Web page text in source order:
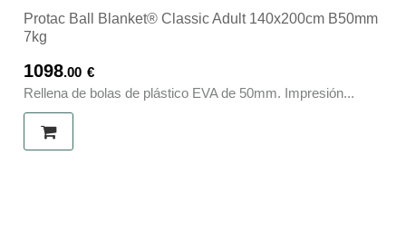
Protac Ball Blanket® Classic Adult 140x200cm B50mm
7kg
1098.00 €
Rellena de bolas de plástico EVA de 50mm. Impresión...